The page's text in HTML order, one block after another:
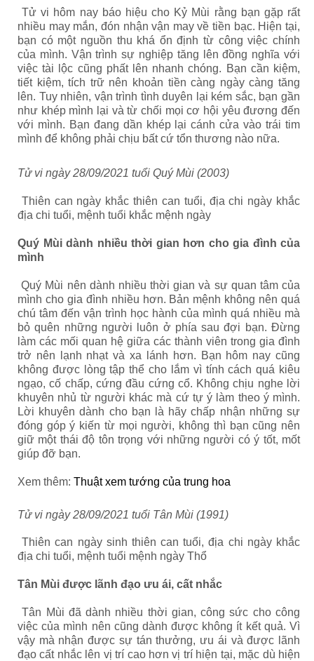
Tử vi hôm nay báo hiệu cho Kỷ Mùi rằng bạn gặp rất
nhiều may mắn, đón nhận vận may về tiền bạc. Hiện tại,
bạn có một nguồn thu khá ổn định từ công việc chính
của mình. Vận trình sự nghiệp tăng lên đồng nghĩa với
việc tài lộc cũng phất lên nhanh chóng. Bạn cần kiệm,
tiết kiệm, tích trữ nên khoản tiền càng ngày càng tăng
lên. Tuy nhiên, vận trình tình duyên lại kém sắc, bạn gần
như khép mình lại và từ chối mọi cơ hội yêu đương đến
với mình. Bạn đang dần khép lại cánh cửa vào trái tim
mình để không phải chịu bất cứ tổn thương nào nữa.
Tử vi ngày 28/09/2021 tuổi Quý Mùi (2003)
Thiên can ngày khắc thiên can tuổi, địa chi ngày khắc
địa chi tuổi, mệnh tuổi khắc mệnh ngày
Quý Mùi dành nhiều thời gian hơn cho gia đình của
mình
Quý Mùi nên dành nhiều thời gian và sự quan tâm của
mình cho gia đình nhiều hơn. Bản mệnh không nên quá
chú tâm đến vận trình học hành của mình quá nhiều mà
bỏ quên những người luôn ở phía sau đợi bạn. Đừng
làm các mối quan hệ giữa các thành viên trong gia đình
trở nên lạnh nhạt và xa lánh hơn. Bạn hôm nay cũng
không được lòng tập thể cho lắm vì tính cách quá kiêu
ngạo, cố chấp, cứng đầu cứng cổ. Không chịu nghe lời
khuyên nhủ từ người khác mà cứ tự ý làm theo ý mình.
Lời khuyên dành cho bạn là hãy chấp nhận những sự
đóng góp ý kiến từ mọi người, không thì bạn cũng nên
giữ một thái độ tôn trọng với những người có ý tốt, mốt
giúp đỡ bạn.
Xem thêm: Thuật xem tướng của trung hoa
Tử vi ngày 28/09/2021 tuổi Tân Mùi (1991)
Thiên can ngày sinh thiên can tuổi, địa chi ngày khắc
địa chi tuổi, mệnh tuổi mệnh ngày Thổ
Tân Mùi được lãnh đạo ưu ái, cất nhắc
Tân Mùi đã dành nhiều thời gian, công sức cho công
việc của mình nên cũng dành được không ít kết quả. Vì
vậy mà nhận được sự tán thưởng, ưu ái và được lãnh
đạo cất nhắc lên vị trí cao hơn vị trí hiện tại, mặc dù hiện